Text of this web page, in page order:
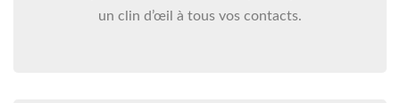
un clin d’œil à tous vos contacts.